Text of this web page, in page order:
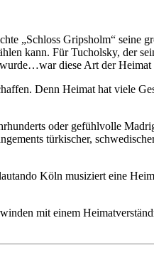
„Schloss Gripsholm“ seine
kann. Für Tucholsky, der
diese Art der
Denn Heimat hat viele
oder gefühlvolle
türkischer,
Köln musiziert eine
mit einem